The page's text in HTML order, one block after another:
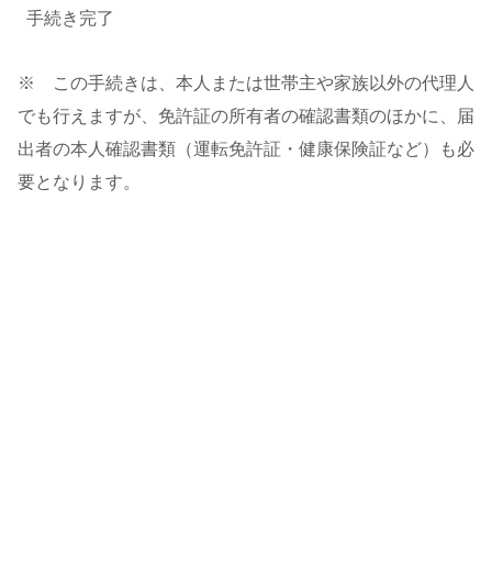
手続き完了
※ この手続きは、本人または世帯主や家族以外の代理人
でも行えますが、免許証の所有者の確認書類のほかに、届
出者の本人確認書類（運転免許証・健康保険証など）も必
要となります。